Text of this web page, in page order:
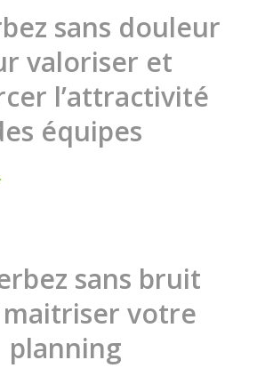
sans douleur
valoriser et
l’attractivité
équipes
sans bruit
votre
planning